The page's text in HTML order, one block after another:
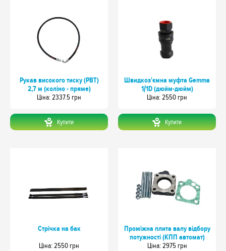
Рукав високого тиску (РВТ)
2,7 м (коліно - пряме)
Цiна: 2337.5 грн
Купити
Швидкоз'ємна муфта Gemma
1/1D (дюйм-дюйм)
Цiна: 2550 грн
Купити
Стрічка на бак
Цiна: 2550 грн
Проміжна плита валу відбору
потужності (КПП автомат)
Цiна: 2975 грн